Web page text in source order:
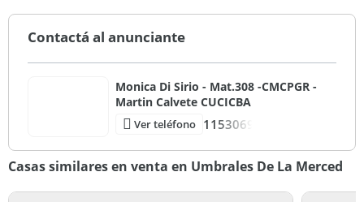
Contactá al anunciante
Monica Di Sirio - Mat.308 -CMCPGR -
Martin Calvete CUCICBA
Ver teléfono 1153069
Casas similares en venta en Umbrales De La Merced